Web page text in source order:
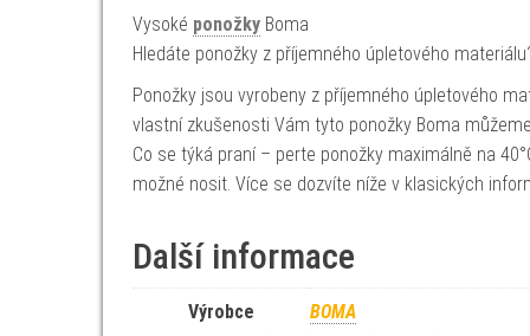
Vysoké ponožky Boma
Hledáte ponožky z příjemného úpletového
Ponožky jsou vyrobeny z příjemného úpletového
vlastní zkušenosti Vám tyto ponožky Boma
Co se týká praní – perte ponožky maximálně na
možné nosit. Více se dozvíte níže v klasických
Další informace
Výrobce BOMA